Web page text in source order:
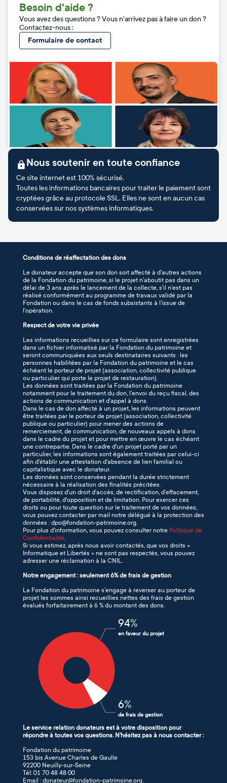
Besoin d'aide ?
Vous avez des questions ? Vous n'arrivez pas à faire un don ?
Contactez-nous :
Formulaire de contact
Nous soutenir en toute confiance
Ce site internet est 100% sécurisé.
Toutes les informations bancaires pour traiter le paiement sont
cryptées grâce au protocole SSL. Elles ne sont en aucun cas
conservées sur nos systèmes informatiques.
Conditions de réaffectation des dons
Le donateur accepte que son don soit affecté à d’autres actions
de la Fondation du patrimoine, si le projet n’aboutit pas dans un
délai de 3 ans après le lancement de la collecte, s’il n’est pas
réalisé conformément au programme de travaux validé par la
Fondation ou dans le cas de fonds subsistants à l’issue de
l’opération.
Respect de votre vie privée
Les informations recueillies sur ce formulaire sont enregistrées
dans un fichier informatisé par la Fondation du patrimoine et
seront communiquées aux seuls destinataires suivants : les
personnes habilitées par la Fondation du patrimoine et le cas
échéant le porteur de projet (association, collectivité publique
ou particulier qui porte le projet de restauration).
Les données sont traitées par la Fondation du patrimoine
notamment pour le traitement du don, l’envoi du reçu fiscal, des
actions de communication et d’appel à dons.
Dans le cas de don affecté à un projet, les informations peuvent
être traitées par le porteur de projet (association, collectivité
publique ou particulier) pour mener des actions de
remerciement, de communication, de nouveaux appels à dons
dans le cadre du projet et pour mettre en œuvre le cas échéant
une contrepartie. Dans le cadre d'un projet porté par un
particulier, les informations sont également traitées par celui-ci
afin d'établir une attestation d'absence de lien familial ou
capitalistique avec le donateur.
Les données sont conservées pendant la durée strictement
nécessaire à la réalisation des finalités précitées.
Vous disposez d’un droit d’accès, de rectification, d’effacement,
de portabilité, d'opposition et de limitation. Pour exercer ces
droits ou pour toute question sur le traitement de vos données,
vous pouvez contacter par mail notre délégué à la protection des
données : dpo@fondation-patrimoine.org.
Pour plus d’information, vous pouvez consulter notre Politique de
Confidentialité.
Si vous estimez, après nous avoir contactés, que vos droits «
Informatique et Libertés » ne sont pas respectés, vous pouvez
adresser une réclamation à la CNIL.
Notre engagement : seulement 6% de frais de gestion
La Fondation du patrimoine s’engage à reverser au porteur de
projet les sommes ainsi recueillies nettes des frais de gestion
évalués forfaitairement à 6 % du montant des dons.
94%
en faveur du projet
6%
de frais de gestion
Le service relation donateurs est à votre disposition pour
répondre à toutes vos questions. N'hésitez pas à nous contacter :
Fondation du patrimoine
153 bis Avenue Charles de Gaulle
92200 Neuilly-sur-Seine
Tél: 01 70 48 48 00
Email : donateur@fondation-patrimoine.org